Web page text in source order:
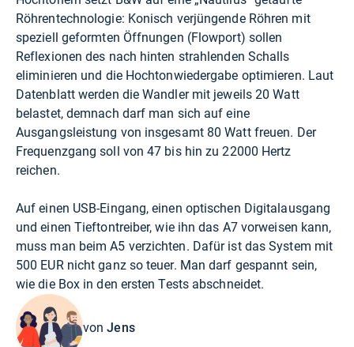
Röhrentechnologie: Konisch verjüngende Röhren mit
speziell geformten Öffnungen (Flowport) sollen
Reflexionen des nach hinten strahlenden Schalls
eliminieren und die Hochtonwiedergabe optimieren. Laut
Datenblatt werden die Wandler mit jeweils 20 Watt
belastet, demnach darf man sich auf eine
Ausgangsleistung von insgesamt 80 Watt freuen. Der
Frequenzgang soll von 47 bis hin zu 22000 Hertz
reichen.
Auf einen USB-Eingang, einen optischen Digitalausgang
und einen Tieftontreiber, wie ihn das A7 vorweisen kann,
muss man beim A5 verzichten. Dafür ist das System mit
500 EUR nicht ganz so teuer. Man darf gespannt sein,
wie die Box in den ersten Tests abschneidet.
vonJens